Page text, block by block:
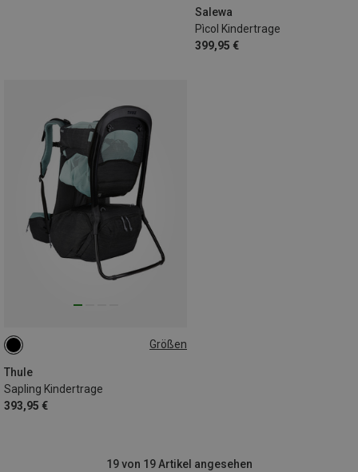
Salewa
Pìcol Kindertrage
399,95 €
Größen
Thule
Sapling Kindertrage
393,95 €
22L
19 von 19 Artikel angesehen